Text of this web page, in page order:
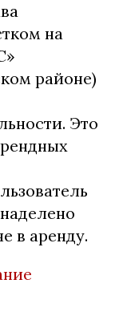
на
районе)
Это
в аренду.